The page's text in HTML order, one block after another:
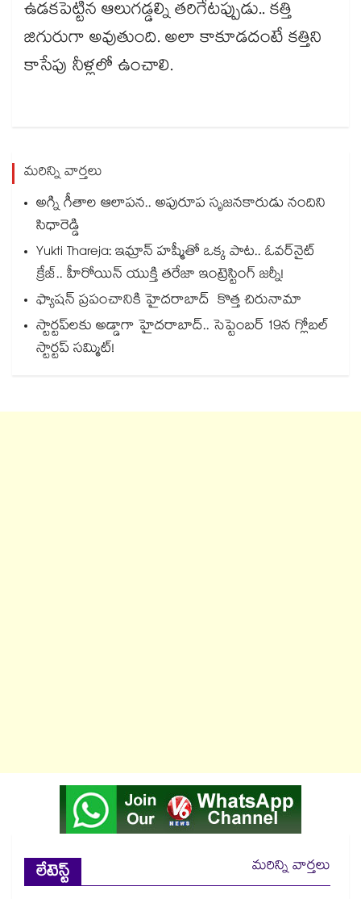
ఉడకపెట్టిన ఆలుగడ్డల్ని తరిగేటప్పుడు.. కత్తి
జిగురుగా అవుతుంది. అలా కాకూడదంటే కత్తిని
కాసేపు నీళ్లలో ఉంచాలి.
మరిన్ని వార్తలు
అగ్ని గీతాల ఆలాపన.. అపురూప సృజనకారుడు నందిని
సిధారెడ్డి
Yukti Thareja: ఇమ్రాన్ హష్మీతో ఒక్క పాట.. ఓవర్‌నైట్
క్రేజ్.. హీరోయిన్ యుక్తి తరేజా ఇంట్రెస్టింగ్ జర్నీ!
ఫ్యాషన్ ప్రపంచానికి హైదరాబాద్ కొత్త చిరునామా
స్టార్టప్‌‌‌‌లకు అడ్డాగా హైదరాబాద్‌‌‌‌.. సెప్టెంబర్ 19న గ్లోబల్
స్టార్టప్ సమ్మిట్!
లేటెస్ట్
మరిన్ని వార్తలు